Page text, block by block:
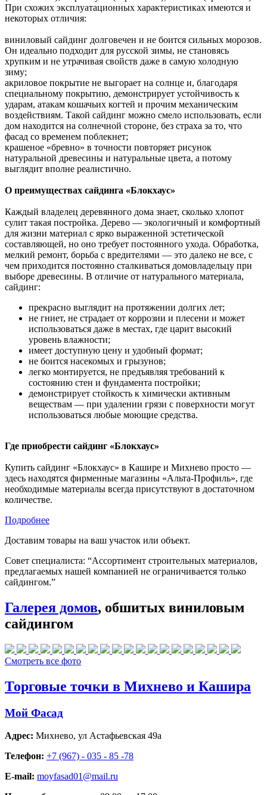
При схожих эксплуатационных характеристиках имеются и
некоторых отличия:
виниловый сайдинг долговечен и не боится сильных морозов.
Он идеально подходит для русской зимы, не становясь
хрупким и не утрачивая свойств даже в самую холодную
зиму;
акриловое покрытие не выгорает на солнце и, благодаря
специальному покрытию, демонстрирует устойчивость к
ударам, атакам кошачьих когтей и прочим механическим
воздействиям. Такой сайдинг можно смело использовать, если
дом находится на солнечной стороне, без страха за то, что
фасад со временем поблекнет;
крашеное «бревно» в точности повторяет рисунок
натуральной древесины и натуральные цвета, а потому
выглядит вполне реалистично.
О преимуществах сайдинга «Блокхаус»
Каждый владелец деревянного дома знает, сколько хлопот
сулит такая постройка. Дерево — экологичный и комфортный
для жизни материал с ярко выраженной эстетической
составляющей, но оно требует постоянного ухода. Обработка,
мелкий ремонт, борьба с вредителями — это далеко не все, с
чем приходится постоянно сталкиваться домовладельцу при
выборе древесины. В отличие от натурального материала,
сайдинг:
прекрасно выглядит на протяжении долгих лет;
не гниет, не страдает от коррозии и плесени и может
использоваться даже в местах, где царит высокий
уровень влажности;
имеет доступную цену и удобный формат;
не боится насекомых и грызунов;
легко монтируется, не предъявляя требований к
состоянию стен и фундамента постройки;
демонстрирует стойкость к химически активным
веществам — при удалении грязи с поверхности могут
использоваться любые моющие средства.
Где приобрести сайдинг «Блокхаус»
Купить сайдинг «Блокхаус» в Кашире и Михнево просто —
здесь находятся фирменные магазины «Альта-Профиль», где
необходимые материалы всегда присутствуют в достаточном
количестве.
Подробнее
Доставим товары на ваш участок или объект.
Совет специалиста: “Ассортимент строительных материалов,
предлагаемых нашей компанией не ограничивается только
сайдингом.”
Галерея домов, обшитых виниловым
сайдингом
Смотреть все фото
Торговые точки в Михнево и Кашира
Мой Фасад
Адрес: Михнево, ул Астафьевская 49а
Телефон: +7 (967) - 035 - 85 -78
E-mail: moyfasad01@mail.ru